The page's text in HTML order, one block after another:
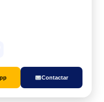
Contactar